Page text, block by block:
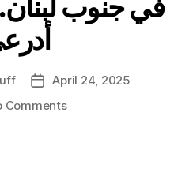
PostApril 24, 2025
Commentson